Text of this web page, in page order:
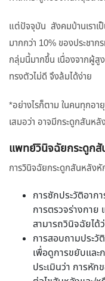
แต่ปัจจุบัน สังคมบ้านเราเ
มากกว่า 10% ของประชา
กลุ่มนี้มากขึ้น เนื่องจากผู้สู
ทรงตัวไม่ดี จึงล้มได้ง่าย
*อย่างไรก็ตาม ในคนทุกอา
เสมอว่า อาจมีกระดูกสันหลั
แพทย์วินิจฉัยกระดูกสั
การวินิจฉัยกระดูกสันหลัง
การซักประวัติอาก
การตรวจร่างกาย
สามารถวินิจฉัยได้
การสอบถามประวั
เพื่อดูการขยับและ
ประเมินว่า การหั